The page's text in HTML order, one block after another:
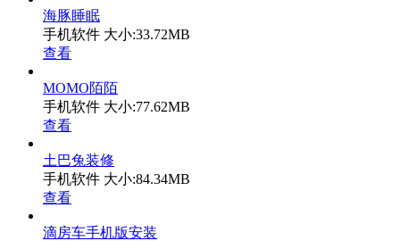
海豚睡眠
手机软件 大小:33.72MB
查看
MOMO陌陌
手机软件 大小:77.62MB
查看
土巴兔装修
手机软件 大小:84.34MB
查看
滴房车手机版安装